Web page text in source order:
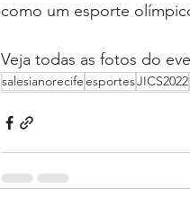
como um esporte
Veja todas as fotos do
salesianorecifeesportesJICS2022